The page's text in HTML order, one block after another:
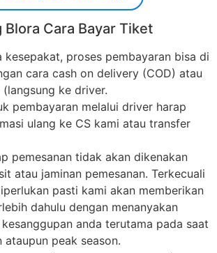
Blora Cara Bayar Tiket
kesepakat, proses pembayaran bisa di
cara cash on delivery (COD) atau
ke driver.
pembayaran melalui driver harap
ulang ke CS kami atau transfer
pemesanan tidak akan dikenakan
atau jaminan pemesanan. Terkecuali
pasti kami akan memberikan
dahulu dengan menanyakan
anda terutama pada saat
ataupun peak season.